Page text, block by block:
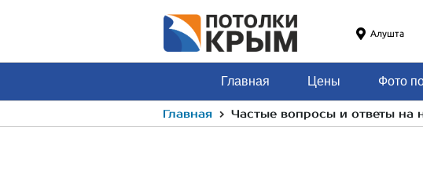
Алушта
Главная Цены Фото
Главная › Частые вопросы и ответы на